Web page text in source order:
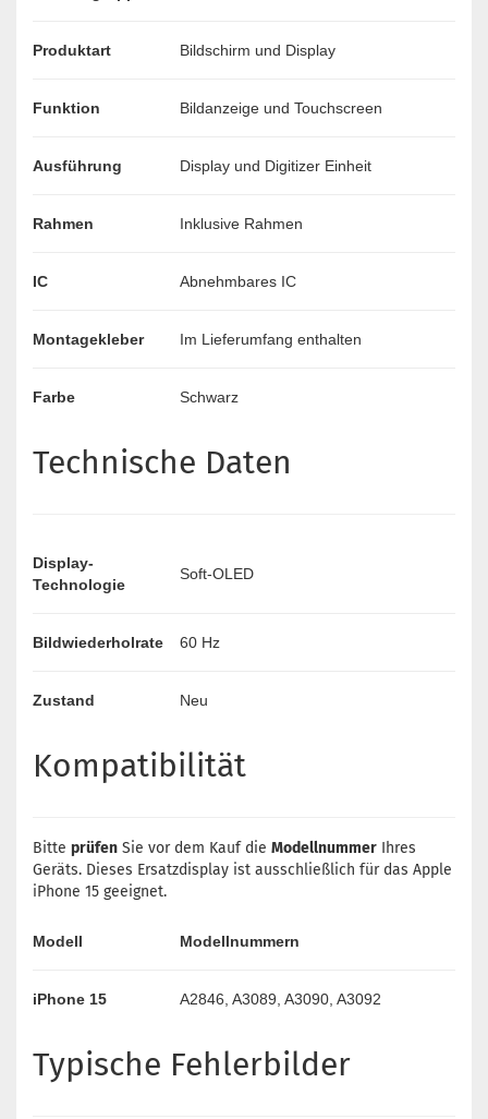
Produktart Bildschirm und Display
Funktion Bildanzeige und Touchscreen
Ausführung Display und Digitizer Einheit
Rahmen Inklusive Rahmen
IC Abnehmbares IC
Montagekleber Im Lieferumfang enthalten
Farbe Schwarz
Technische Daten
Display-
Technologie
Soft-OLED
Bildwiederholrate 60 Hz
Zustand Neu
Kompatibilität
Bitte prüfen Sie vor dem Kauf die Modellnummer Ihres
Geräts. Dieses Ersatzdisplay ist ausschließlich für das Apple
iPhone 15 geeignet.
Modell Modellnummern
iPhone 15 A2846, A3089, A3090, A3092
Typische Fehlerbilder